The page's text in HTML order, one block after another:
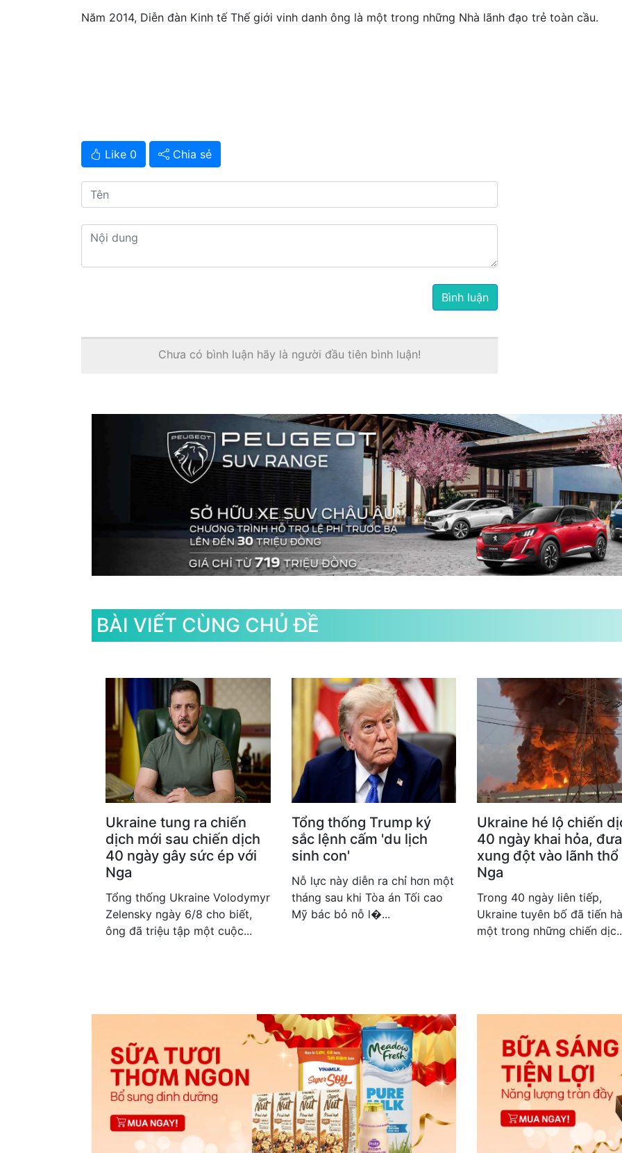
Năm 2014, Diễn đàn Kinh tế Thế giới vinh danh ông là một trong những Nhà lãnh đạo trẻ toàn cầu.
Like 0 Chia sẻ
Bình luận
Chưa có bình luận hãy là người đầu tiên bình luận!
BÀI VIẾT CÙNG CHỦ ĐỀ
Ukraine tung ra chiến
dịch mới sau chiến dịch
40 ngày gây sức ép với
Nga
Tổng thống Ukraine Volodymyr
Zelensky ngày 6/8 cho biết,
ông đã triệu tập một cuộc...
Tổng thống Trump ký
sắc lệnh cấm 'du lịch
sinh con'
Nỗ lực này diễn ra chỉ hơn một
tháng sau khi Tòa án Tối cao
Mỹ bác bỏ nỗ l�...
Ukraine hé lộ chiến
40 ngày khai hỏa, đưa
xung đột vào lãnh thổ
Nga
Trong 40 ngày liên tiếp,
Ukraine tuyên bố đã tiến
một trong những chiến